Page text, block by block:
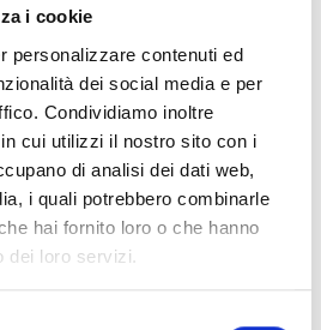
i cookie
personalizzare contenuti ed
dei social media e per
Condividiamo inoltre
cui utilizzi il nostro sito con i
di analisi dei dati web,
i quali potrebbero combinarle
hai fornito loro o che hanno
dei loro servizi.